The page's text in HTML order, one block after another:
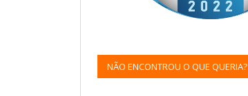
NÃO ENCONTROU O QUE QUERIA?